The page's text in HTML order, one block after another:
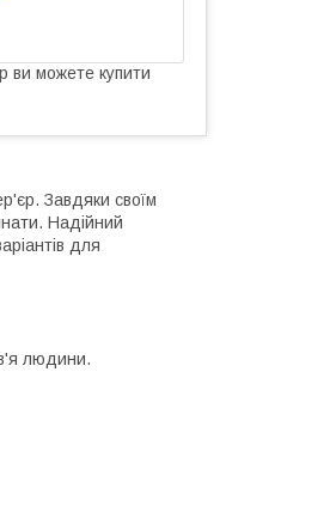
ви можете купити
Завдяки своїм
Надійний
для
людини.